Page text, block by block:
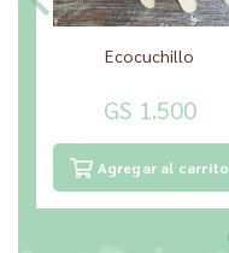
Ecocuchillo
GS 1.500
Agregar al carrito